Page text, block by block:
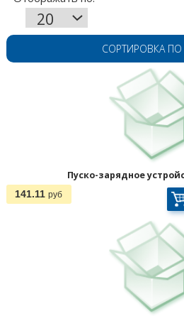
СОРТИРОВКА ПО
Пуско-зарядное
141.11 руб